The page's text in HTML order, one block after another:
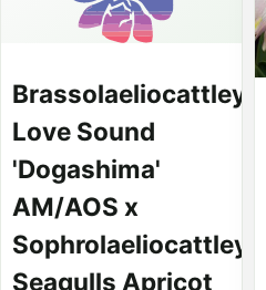
Brassolaeliocattleya
Love Sound
'Dogashima'
AM/AOS x
Sophrolaeliocattleya
Seagulls Apricot